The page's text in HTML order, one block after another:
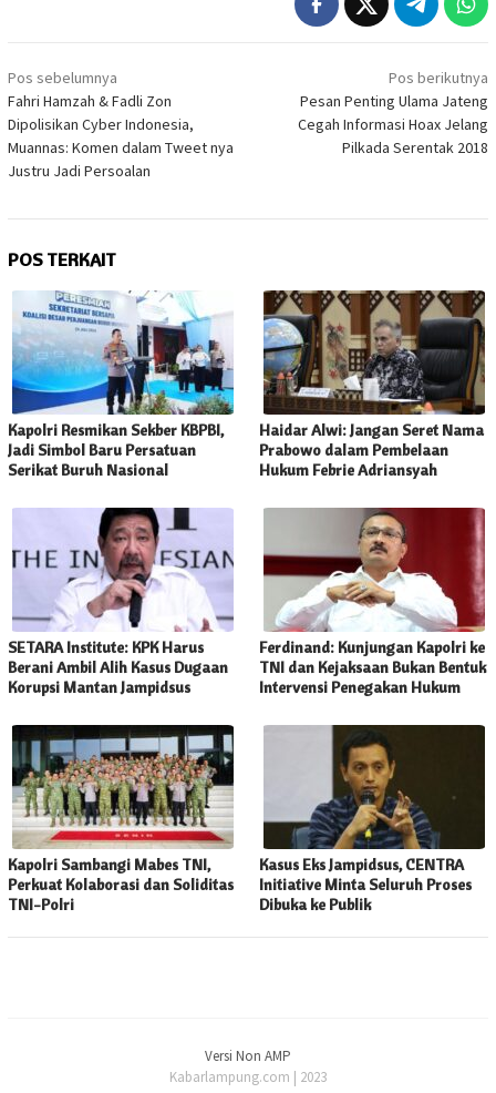
Navigasi
pos
Pos sebelumnya
Fahri Hamzah & Fadli Zon
Dipolisikan Cyber Indonesia,
Muannas: Komen dalam Tweet nya
Justru Jadi Persoalan
Pos berikutnya
Pesan Penting Ulama Jateng
Cegah Informasi Hoax Jelang
Pilkada Serentak 2018
POS TERKAIT
Kapolri Resmikan Sekber KBPBI,
Jadi Simbol Baru Persatuan
Serikat Buruh Nasional
Haidar Alwi: Jangan Seret Nama
Prabowo dalam Pembelaan
Hukum Febrie Adriansyah
SETARA Institute: KPK Harus
Berani Ambil Alih Kasus Dugaan
Korupsi Mantan Jampidsus
Ferdinand: Kunjungan Kapolri ke
TNI dan Kejaksaan Bukan Bentuk
Intervensi Penegakan Hukum
Kapolri Sambangi Mabes TNI,
Perkuat Kolaborasi dan Soliditas
TNI-Polri
Kasus Eks Jampidsus, CENTRA
Initiative Minta Seluruh Proses
Dibuka ke Publik
Versi Non AMP
Kabarlampung.com | 2023